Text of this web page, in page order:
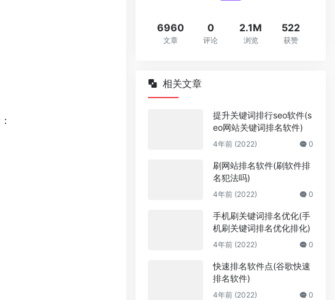
6960
文章
0
评论
2.1M
浏览
522
获赞
相关文章
提升关键词排行seo软件(s
eo网站关键词排名软件)
4年前 (2022) 0
刷网站排名软件(刷软件排
名犯法吗)
4年前 (2022) 0
手机刷关键词排名优化(手
机刷关键词排名优化排化)
4年前 (2022) 0
快速排名软件点(谷歌快速
排名软件)
4年前 (2022) 0